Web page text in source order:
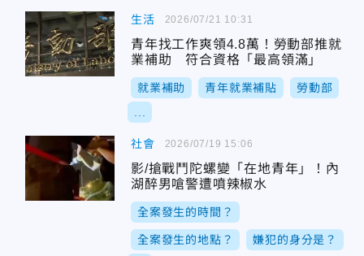
生活
青年找工作爽領4.8萬！勞動部推就
業補助 符合資格「最高領滿」
就業補助 青年就業補貼 勞動部
2026/07/21 10:31
社會
影/搶戰鬥陀螺變「在地青年」！內
湖醉男嗆警遭噴辣椒水
全案發生的時間？
全案發生的地點？ 嫌犯的身分是？
2026/07/19 15:06